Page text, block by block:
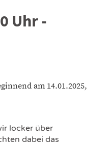
Uhr -
am 14.01.2025,
locker über
dabei das